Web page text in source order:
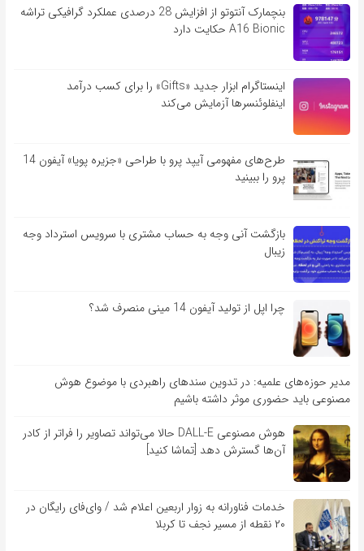
بنچمارک آنتوتو از افزایش 28 درصدی عملکرد گرافیکی تراشه
A16 Bionic حکایت دارد
اینستاگرام ابزار جدید «Gifts» را برای کسب درآمد
اینفلوئنسرها آزمایش می‌کند
طرح‌های مفهومی آیپد پرو با طراحی «جزیره پویا» آیفون 14
پرو را ببینید
بازگشت آنی وجه به حساب مشتری با سرویس استرداد وجه
زیبال
چرا اپل از تولید آیفون 14 مینی منصرف شد؟
مدیر حوزه‌های علمیه: در تدوین سندهای راهبردی با موضوع هوش
مصنوعی باید حضوری موثر داشته باشیم
هوش مصنوعی DALL-E حالا می‌تواند تصاویر را فراتر از کادر
آن‌ها گسترش دهد [تماشا کنید]
خدمات فناورانه به زوار اربعین اعلام شد / وای‌فای رایگان در
۲۰ نقطه از مسیر نجف تا کربلا